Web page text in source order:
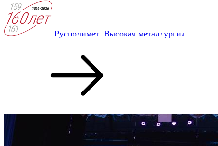
Русполимет. Высокая металлургия